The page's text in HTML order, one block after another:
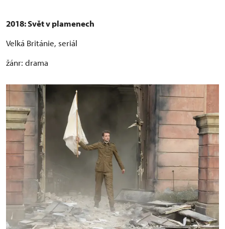
2018: Svět v plamenech
Velká Británie, seriál
žánr: drama